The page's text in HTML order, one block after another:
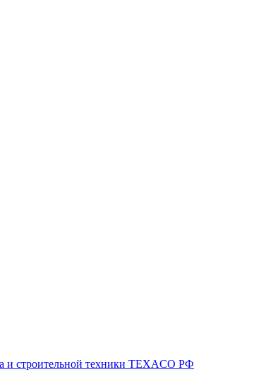
и строительной техники TEXACO РФ